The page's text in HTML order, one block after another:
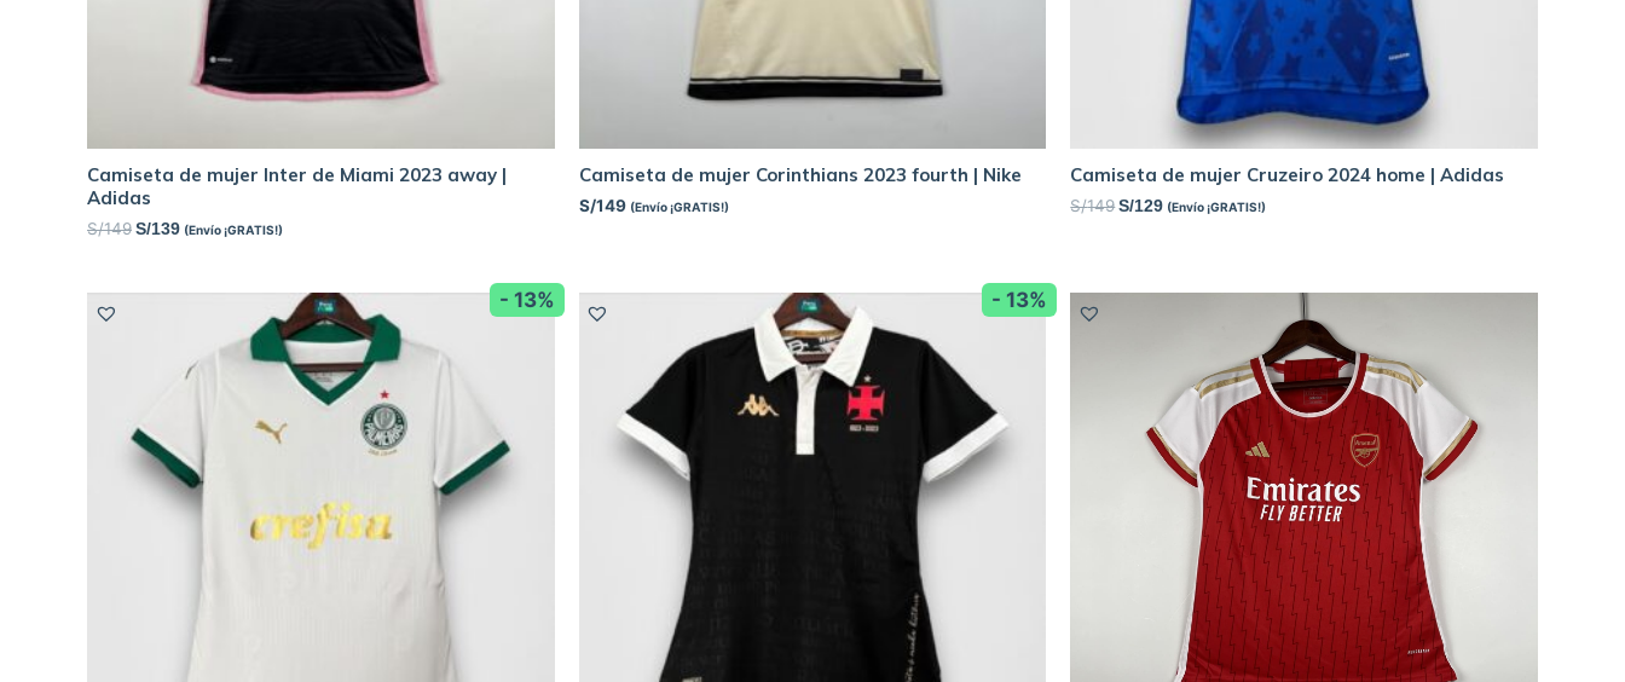
Camiseta de mujer Inter de Miami 2023 away |
Adidas
S/149 S/139 (Envío ¡GRATIS!)
Camiseta de mujer Corinthians 2023 fourth | Nike
S/149 (Envío ¡GRATIS!)
Camiseta de mujer Cruzeiro 2024 home | Adidas
S/149 S/129 (Envío ¡GRATIS!)
- 13% - 13%